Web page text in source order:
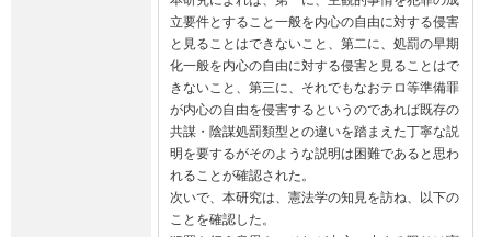
立要件とすること一般を内心の自由に対する侵害
と見ることはできないこと、第二に、処罰の早期
化一般を内心の自由に対する侵害と見ることはで
きないこと、第三に、それでもなおテロ等準備罪
が内心の自由を侵害するというのであれば既存の
共謀・陰謀処罰類型との違いを踏まえた丁寧な説
明を要するがそのような説明は困難であると思わ
れることが確認された。
次いで、本研究は、憲法学の知見を訪ね、以下の
ことを確認した。